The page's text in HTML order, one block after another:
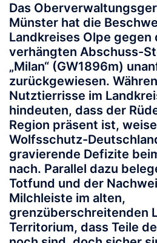
Das
Münster hat die
Landkreises Olpe
verhängten Abschuss-
„Milan“ (GW1896m)
zurückgewiesen.
Nutztierrisse im
hindeuten, dass der
Region präsent ist,
Wolfsschutz-
gravierende Defizite
nach. Parallel dazu
Totfund und der
Milchleiste im alten,
grenzüberschreitenden
Territorium, dass Teile